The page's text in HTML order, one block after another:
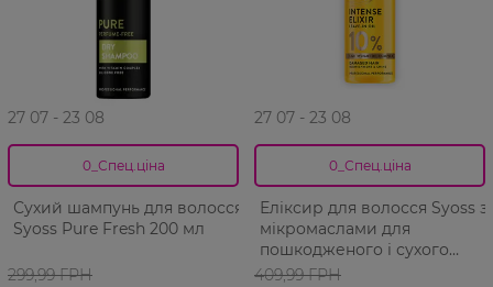
27 07 - 23 08
0_Спец.ціна
Сухий шампунь для волосся
Syoss Pure Fresh 200 мл
299,99 ГРН
27 07 - 23 08
0_Спец.ціна
Еліксир для волосся Syoss з
мікромаслами для
пошкодженого і сухого
волосся 100 мл
409,99 ГРН